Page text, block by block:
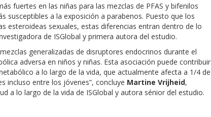
fuertes en las niñas para las mezclas de PFAS y bifenilos
susceptibles a la exposición a parabenos. Puesto que los
esteroideas sexuales, estas diferencias entran dentro de lo
de ISGlobal y primera autora del estudio.
generalizadas de disruptores endocrinos durante el
adversa en niños y niñas. Esta asociación puede contribuir
a lo largo de la vida, que actualmente afecta a 1/4 de
incluso entre los jóvenes”, concluye Martine Vrijheid,
a lo largo de la vida de ISGlobal y autora sénior del estudio.